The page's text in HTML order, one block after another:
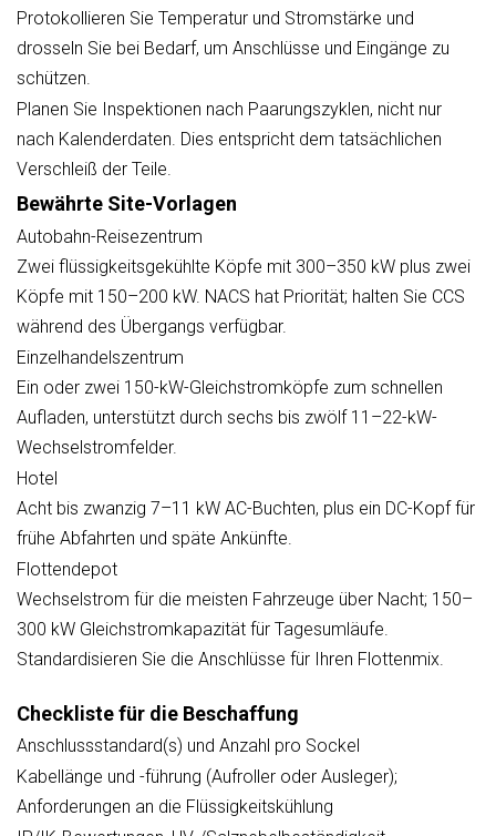
Protokollieren Sie Temperatur und Stromstärke und
drosseln Sie bei Bedarf, um Anschlüsse und Eingänge zu
schützen.
Planen Sie Inspektionen nach Paarungszyklen, nicht nur
nach Kalenderdaten. Dies entspricht dem tatsächlichen
Verschleiß der Teile.
Bewährte Site-Vorlagen
Autobahn-Reisezentrum
Zwei flüssigkeitsgekühlte Köpfe mit 300–350 kW plus zwei
Köpfe mit 150–200 kW. NACS hat Priorität; halten Sie CCS
während des Übergangs verfügbar.
Einzelhandelszentrum
Ein oder zwei 150-kW-Gleichstromköpfe zum schnellen
Aufladen, unterstützt durch sechs bis zwölf 11–22-kW-
Wechselstromfelder.
Hotel
Acht bis zwanzig 7–11 kW AC-Buchten, plus ein DC-Kopf für
frühe Abfahrten und späte Ankünfte.
Flottendepot
Wechselstrom für die meisten Fahrzeuge über Nacht; 150–
300 kW Gleichstromkapazität für Tagesumläufe.
Standardisieren Sie die Anschlüsse für Ihren Flottenmix.
Checkliste für die Beschaffung
Anschlussstandard(s) und Anzahl pro Sockel
Kabellänge und -führung (Aufroller oder Ausleger);
Anforderungen an die Flüssigkeitskühlung